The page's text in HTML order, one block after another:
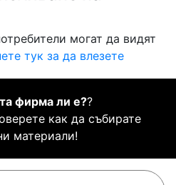
могат да видят
тук за да влезете
фирма ли е??
как да събирате
материали!